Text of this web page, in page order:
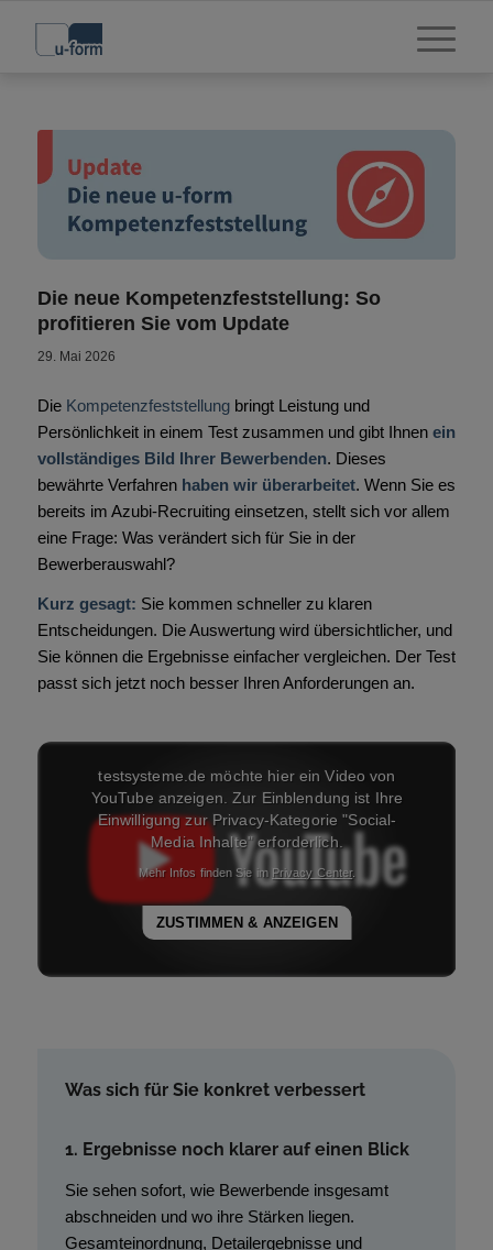
Die neue Kompetenzfeststellung: So
profitieren Sie vom Update
29. Mai 2026
Die Kompetenzfeststellungbringt Leistung und
Persönlichkeit in einem Test zusammen und gibt Ihnen ein
vollständiges Bild Ihrer Bewerbenden. Dieses
bewährte Verfahren haben wir überarbeitet. Wenn Sie es
bereits im Azubi-Recruiting einsetzen, stellt sich vor allem
eine Frage: Was verändert sich für Sie in der
Bewerberauswahl?
Kurz gesagt: Sie kommen schneller zu klaren
Entscheidungen. Die Auswertung wird übersichtlicher, und
Sie können die Ergebnisse einfacher vergleichen. Der Test
passt sich jetzt noch besser Ihren Anforderungen an.
Was sich für Sie konkret verbessert
1. Ergebnisse noch klarer auf einen Blick
Sie sehen sofort, wie Bewerbende insgesamt
abschneiden und wo ihre Stärken liegen.
Gesamteinordnung, Detailergebnisse und